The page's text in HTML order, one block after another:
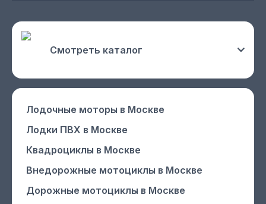
Смотреть каталог
Лодочные моторы в Москве
Лодки ПВХ в Москве
Квадроциклы в Москве
Внедорожные мотоциклы в Москве
Дорожные мотоциклы в Москве